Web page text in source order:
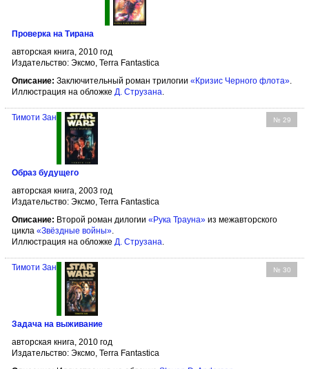
Проверка на Тирана
авторская книга, 2010 год
Издательство: Эксмо, Terra Fantastica
Описание: Заключительный роман трилогии «Кризис Черного флота».
Иллюстрация на обложке Д. Струзана.
№ 29
Тимоти Зан
Образ будущего
авторская книга, 2003 год
Издательство: Эксмо, Terra Fantastica
Описание: Второй роман дилогии «Рука Трауна» из межавторского
цикла «Звёздные войны».
Иллюстрация на обложке Д. Струзана.
№ 30
Тимоти Зан
Задача на выживание
авторская книга, 2010 год
Издательство: Эксмо, Terra Fantastica